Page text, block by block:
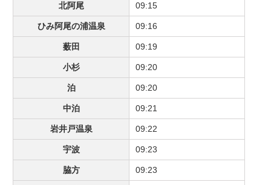
北阿尾 09:15
ひみ阿尾の浦温泉 09:16
薮田 09:19
小杉 09:20
泊 09:20
中泊 09:21
岩井戸温泉 09:22
宇波 09:23
脇方 09:23